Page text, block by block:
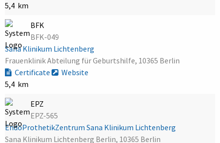
5,4 km
BFK
BFK-049
Sana Klinikum Lichtenberg
Frauenklinik Abteilung für Geburtshilfe, 10365 Berlin
Certificate
Website
5,4 km
EPZ
EPZ-565
EndoProthetikZentrum Sana Klinikum Lichtenberg
Sana Klinikum Lichtenberg Berlin, 10365 Berlin